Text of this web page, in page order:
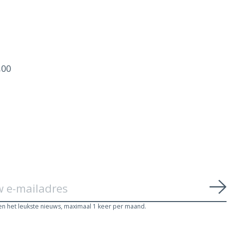
het leukste nieuws, maximaal 1 keer per maand.